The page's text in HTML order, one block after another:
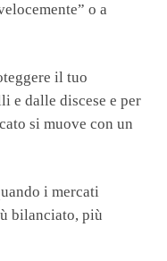
o a
il tuo
e dalle discese e per
si muove con un
i mercati
bilanciato, più